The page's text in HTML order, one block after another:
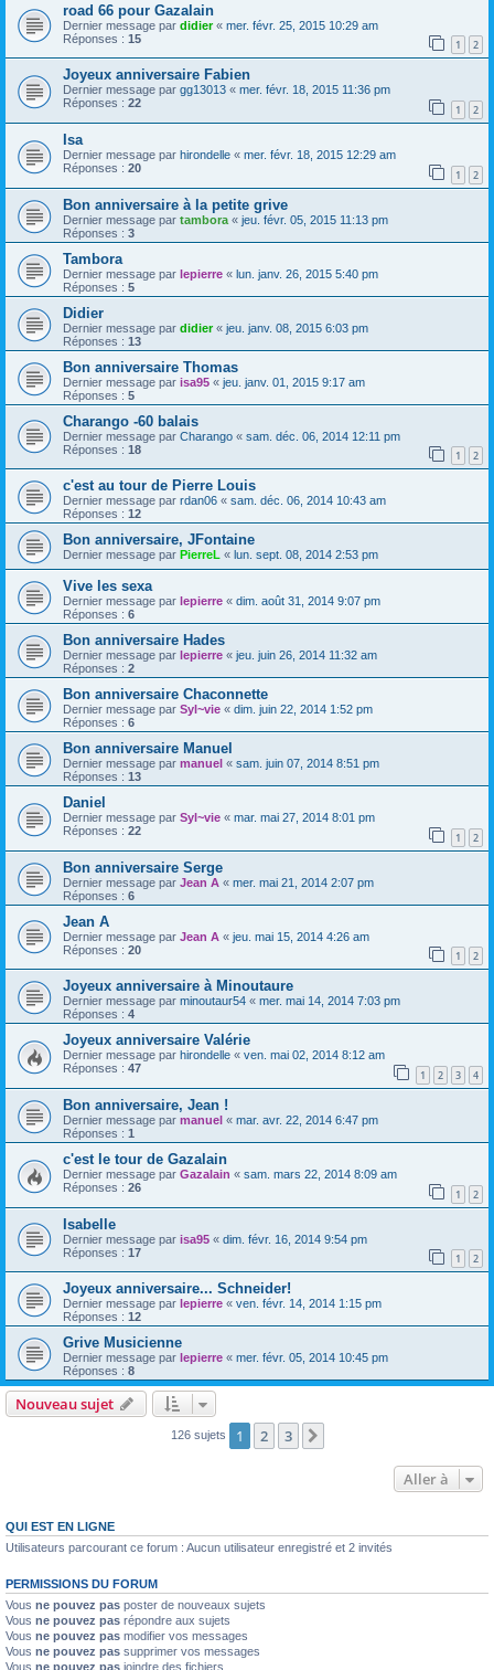
road 66 pour Gazalain
Dernier message par didier« mer. févr. 25, 2015 10:29 am
Réponses : 15 1 2
Joyeux anniversaire Fabien
Dernier message par gg13013 « mer. févr. 18, 2015 11:36 pm
Réponses : 22 1 2
Isa
Dernier message par hirondelle « mer. févr. 18, 2015 12:29 am
Réponses : 20 1 2
Bon anniversaire à la petite grive
Dernier message par tambora « jeu. févr. 05, 2015 11:13 pm
Réponses : 3
Tambora
Dernier message par lepierre « lun. janv. 26, 2015 5:40 pm
Réponses : 5
Didier
Dernier message par didier« jeu. janv. 08, 2015 6:03 pm
Réponses : 13
Bon anniversaire Thomas
Dernier message par isa95 « jeu. janv. 01, 2015 9:17 am
Réponses : 5
Charango -60 balais
Dernier message par Charango « sam. déc. 06, 2014 12:11 pm
Réponses : 18 1 2
c'est au tour de Pierre Louis
Dernier message par rdan06 « sam. déc. 06, 2014 10:43 am
Réponses : 12
Bon anniversaire, JFontaine
Dernier message par PierreL « lun. sept. 08, 2014 2:53 pm
Vive les sexa
Dernier message par lepierre « dim. août 31, 2014 9:07 pm
Réponses : 6
Bon anniversaire Hades
Dernier message par lepierre « jeu. juin 26, 2014 11:32 am
Réponses : 2
Bon anniversaire Chaconnette
Dernier message par Syl~vie « dim. juin 22, 2014 1:52 pm
Réponses : 6
Bon anniversaire Manuel
Dernier message par manuel « sam. juin 07, 2014 8:51 pm
Réponses : 13
Daniel
Dernier message par Syl~vie « mar. mai 27, 2014 8:01 pm
Réponses : 22 1 2
Bon anniversaire Serge
Dernier message par Jean A « mer. mai 21, 2014 2:07 pm
Réponses : 6
Jean A
Dernier message par Jean A « jeu. mai 15, 2014 4:26 am
Réponses : 20 1 2
Joyeux anniversaire à Minoutaure
Dernier message par minoutaur54 « mer. mai 14, 2014 7:03 pm
Réponses : 4
Joyeux anniversaire Valérie
Dernier message par hirondelle « ven. mai 02, 2014 8:12 am
Réponses : 47 1 2 3 4
Bon anniversaire, Jean !
Dernier message par manuel « mar. avr. 22, 2014 6:47 pm
Réponses : 1
c'est le tour de Gazalain
Dernier message par Gazalain « sam. mars 22, 2014 8:09 am
Réponses : 26 1 2
Isabelle
Dernier message par isa95 « dim. févr. 16, 2014 9:54 pm
Réponses : 17 1 2
Joyeux anniversaire... Schneider!
Dernier message par lepierre « ven. févr. 14, 2014 1:15 pm
Réponses : 12
Grive Musicienne
Dernier message par lepierre « mer. févr. 05, 2014 10:45 pm
Réponses : 8
Nouveau sujet
126 sujets 1 2 3
Aller à
QUI EST EN LIGNE
Utilisateurs parcourant ce forum : Aucun utilisateur enregistré et 2 invités
PERMISSIONS DU FORUM
Vous ne pouvez pas poster de nouveaux sujets
Vous ne pouvez pas répondre aux sujets
Vous ne pouvez pas modifier vos messages
Vous ne pouvez pas supprimer vos messages
Vous ne pouvez pas joindre des fichiers